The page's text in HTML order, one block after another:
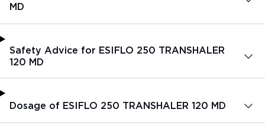
MD
Safety Advice for ESIFLO 250 TRANSHALER
120 MD
Dosage of ESIFLO 250 TRANSHALER 120 MD